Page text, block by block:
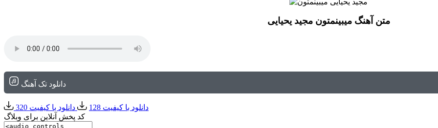
متن آهنگ میبینمتون مجید یحیایی
دانلود تک آهنگ
دانلود با کیفیت 128
دانلود با کیفیت 320
کد پخش آنلاین برای وبلاگ